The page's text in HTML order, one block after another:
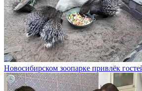
Новосибирском зоопарке привлёк